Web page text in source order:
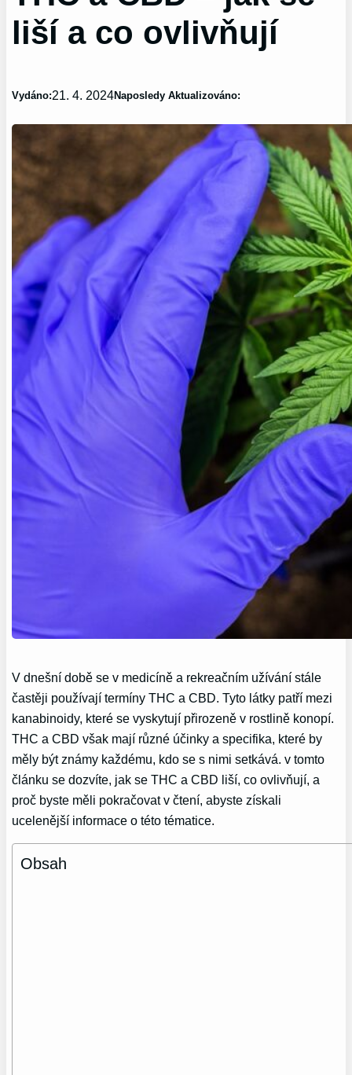
liší a co ovlivňují
Vydáno:21. 4. 2024Naposledy Aktualizováno:
V dnešní době se v medicíně a rekreačním užívání stále
častěji používají termíny THC a CBD. Tyto látky patří mezi
kanabinoidy, které se vyskytují přirozeně v rostlině konopí.
THC a CBD však mají různé účinky a specifika, které by
měly být známy každému, kdo se s nimi setkává. v tomto
článku se dozvíte, jak se THC a CBD liší, co ovlivňují, a
proč byste měli pokračovat v čtení, abyste získali
ucelenější informace o této tématice.
Obsah